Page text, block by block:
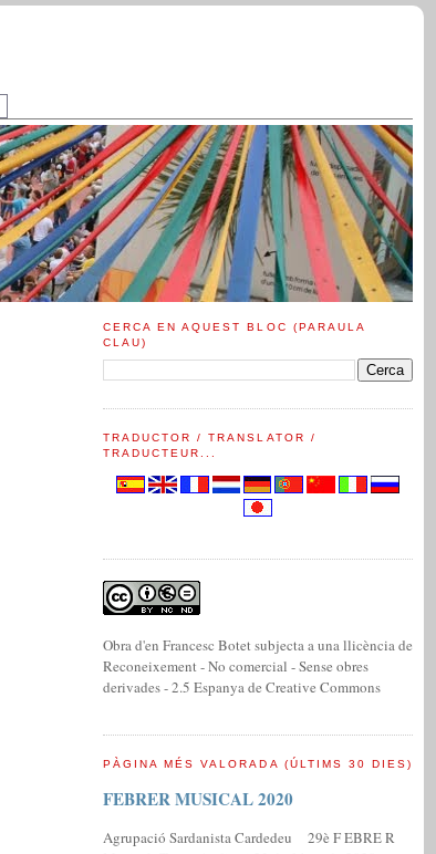
CERCA EN AQUEST BLOC (PARAULA
CLAU)
TRADUCTOR / TRANSLATOR /
TRADUCTEUR...
Obra d'en Francesc Botet subjecta a una llicència de
Reconeixement - No comercial - Sense obres
derivades - 2.5 Espanya de Creative Commons
PÀGINA MÉS VALORADA (ÚLTIMS 30 DIES)
FEBRER MUSICAL 2020
Agrupació Sardanista Cardedeu 29è F EBRE R